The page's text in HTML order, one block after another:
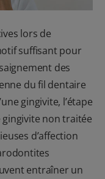
lors de
suffisant pour
des
du fil dentaire
gingivite, l’étape
gingivite non traitée
d’affection
entraîner un